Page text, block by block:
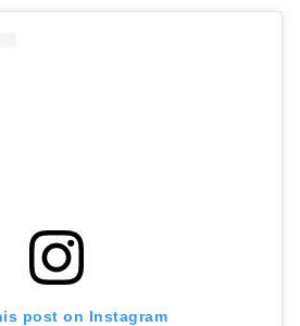
post on Instagram